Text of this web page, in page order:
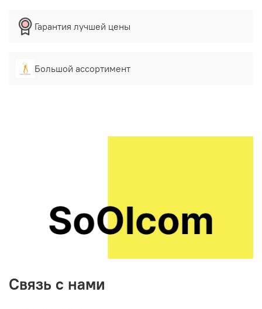
Гарантия лучшей цены
Большой ассортимент
Связь с нами